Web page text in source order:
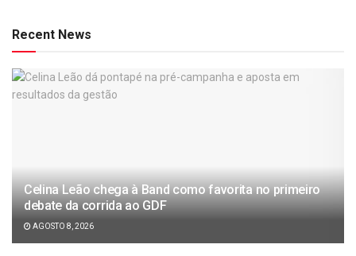
Recent News
Celina Leão chega à Band como favorita no primeiro
debate da corrida ao GDF
AGOSTO 8, 2026